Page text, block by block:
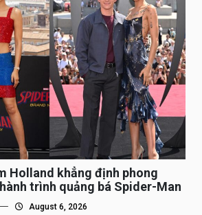
Holland khẳng định phong
trình quảng bá Spider-Man
August 6, 2026